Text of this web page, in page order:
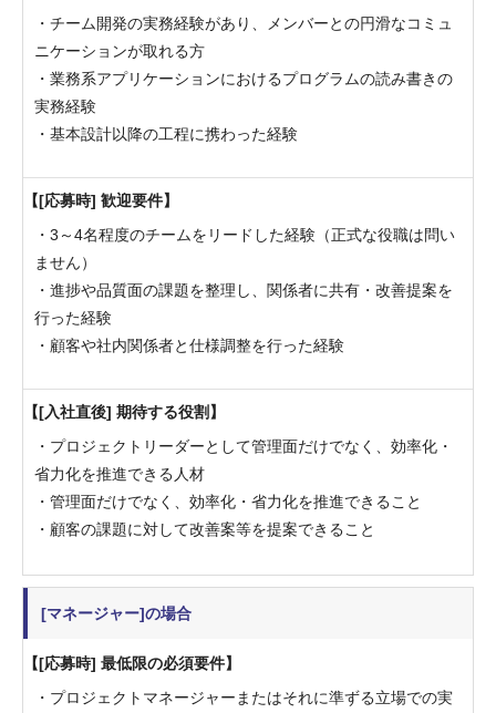
・チーム開発の実務経験があり、メンバーとの円滑なコミュ
ニケーションが取れる方
・業務系アプリケーションにおけるプログラムの読み書きの
実務経験
・基本設計以降の工程に携わった経験
[応募時] 歓迎要件
・3～4名程度のチームをリードした経験（正式な役職は問い
ません）
・進捗や品質面の課題を整理し、関係者に共有・改善提案を
行った経験
・顧客や社内関係者と仕様調整を行った経験
[入社直後] 期待する役割
・プロジェクトリーダーとして管理面だけでなく、効率化・
省力化を推進できる人材
・管理面だけでなく、効率化・省力化を推進できること
・顧客の課題に対して改善案等を提案できること
[マネージャー]の場合
[応募時] 最低限の必須要件
・プロジェクトマネージャーまたはそれに準ずる立場での実